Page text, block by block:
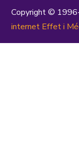
Copyright ©
internet Effet i